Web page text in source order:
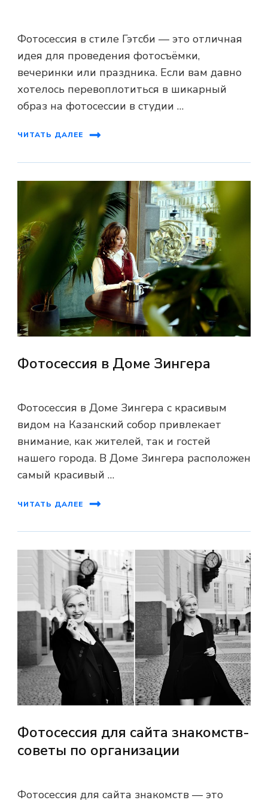
Фотосессия в стиле Гэтсби — это отличная
идея для проведения фотосъёмки,
вечеринки или праздника. Если вам давно
хотелось перевоплотиться в шикарный
образ на фотосессии в студии …
ЧИТАТЬ ДАЛЕЕ
Фотосессия в Доме Зингера
Фотосессия в Доме Зингера с красивым
видом на Казанский собор привлекает
внимание, как жителей, так и гостей
нашего города. В Доме Зингера расположен
самый красивый …
ЧИТАТЬ ДАЛЕЕ
Фотосессия для сайта знакомств-
советы по организации
Фотосессия для сайта знакомств — это